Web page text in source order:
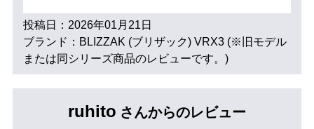
投稿日：2026年01月21日
ブランド：BLIZZAK (ブリザック) VRX3 (※旧モデル
または同シリーズ商品のレビューです。)
ruhito さんからのレビュー